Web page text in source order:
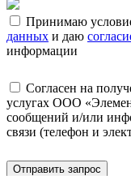
Принимаю
данных и даю
информации
Согласен на
услугах ООО
сообщений и/или
связи (телефон и
Отправить запрос